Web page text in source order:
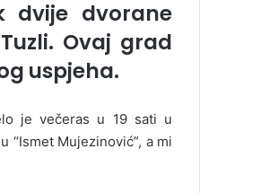
dvije dvorane
Ovaj grad
uspjeha.
je večeras u 19 sati u
“Ismet Mujezinović”, a mi